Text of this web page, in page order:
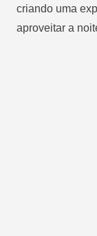
criando uma
aproveitar a